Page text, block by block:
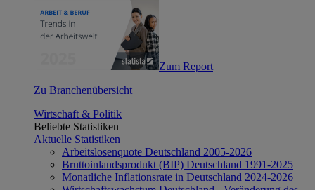
Zum Report
Zu Branchenübersicht
Wirtschaft & Politik
Beliebte Statistiken
Aktuelle Statistiken
Arbeitslosenquote Deutschland 2005-2026
Bruttoinlandsprodukt (BIP) Deutschland 1991-2025
Monatliche Inflationsrate in Deutschland 2024-2026